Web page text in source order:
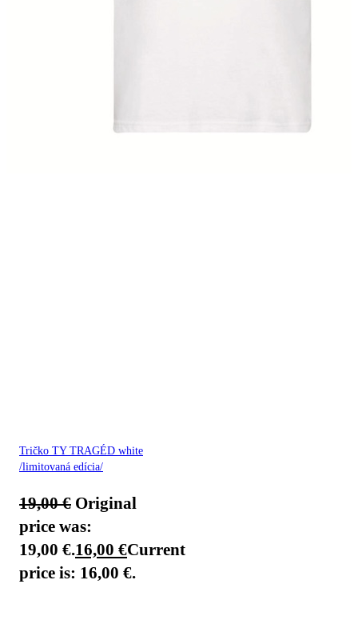
Tričko TY TRAGÉD white
/limitovaná edícia/
19,00€ Original
price was:
19,00 €.16,00 €Current
price is: 16,00 €.